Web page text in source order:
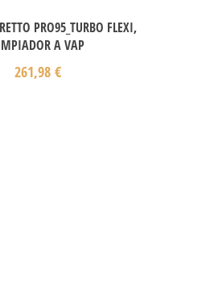
PRO95_TURBO FLEXI,
A VAP
261,98 €